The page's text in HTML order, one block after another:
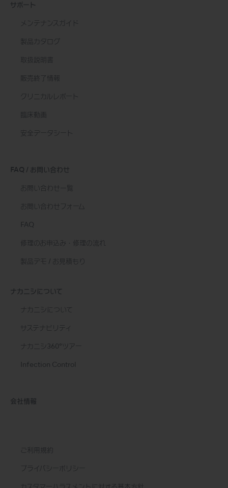
サポート
メンテナンスガイド
製品カタログ
取扱説明書
販売終了情報
クリニカルレポート
臨床動画
安全データシート
FAQ / お問い合わせ
お問い合わせ一覧
お問い合わせフォーム
FAQ
修理のお申込み・修理の流れ
製品デモ / お見積もり
ナカニシについて
ナカニシについて
サステナビリティ
ナカニシ360°ツアー
Infection Control
会社情報
ご利用規約
プライバシーポリシー